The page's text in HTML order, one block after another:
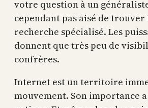
votre question à un
cependant pas aisé de
recherche spécialisé. Les
donnent que très peu de
confrères.
Internet est un territoire
mouvement. Son importance